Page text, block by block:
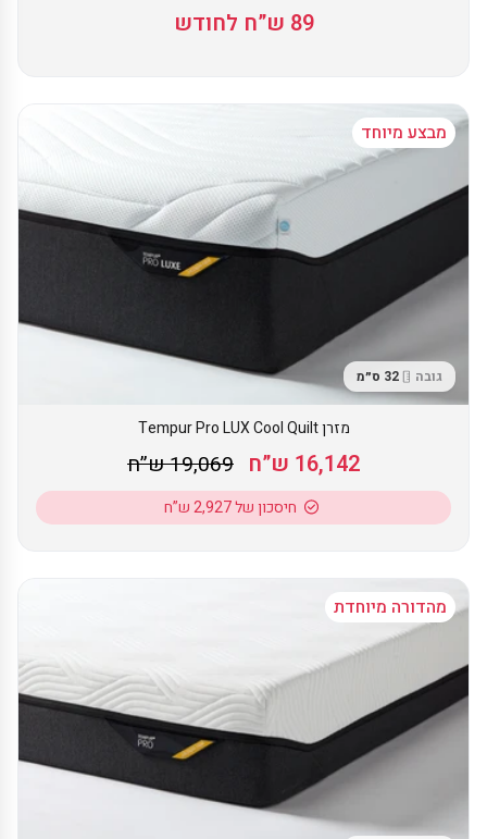
89 ש”ח לחודש
גובה
מבצע מיוחד
מזרן Tempur Pro LUX Cool Quilt
16,142 ש”ח 19,069 ש”ח
חיסכון של 2,927 ש”ח
מהדורה מיוחדת